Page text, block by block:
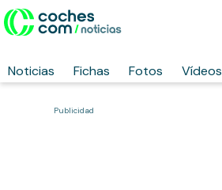
Noticias Fichas Fotos Vídeos
Publicidad